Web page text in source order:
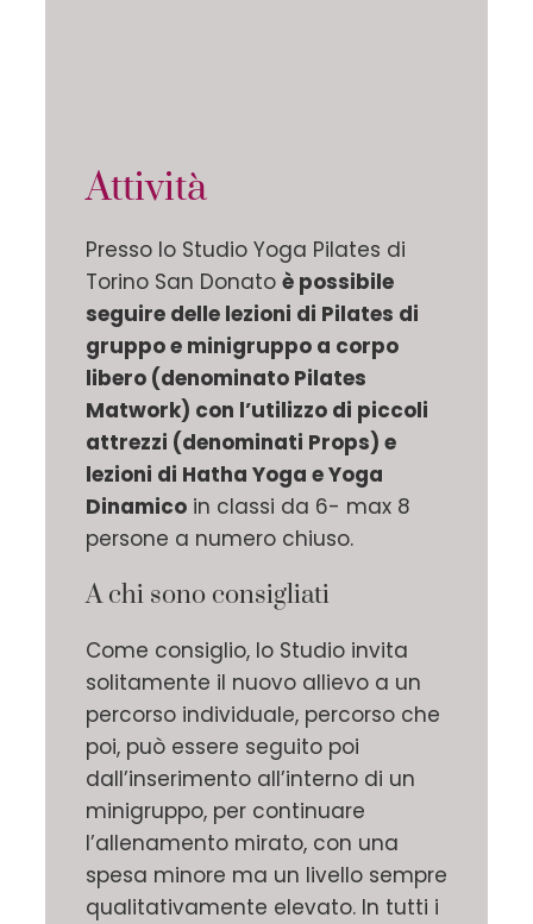
Attività
Presso lo Studio Yoga Pilates di
Torino San Donato è possibile
seguire delle lezioni di Pilates di
gruppo e minigruppo a corpo
libero (denominato Pilates
Matwork) con l’utilizzo di piccoli
attrezzi (denominati Props) e
lezioni di Hatha Yoga e Yoga
Dinamico in classi da 6- max 8
persone a numero chiuso.
A chi sono consigliati
Come consiglio, lo Studio invita
solitamente il nuovo allievo a un
percorso individuale, percorso che
poi, può essere seguito poi
dall’inserimento all’interno di un
minigruppo, per continuare
l’allenamento mirato, con una
spesa minore ma un livello sempre
qualitativamente elevato. In tutti i